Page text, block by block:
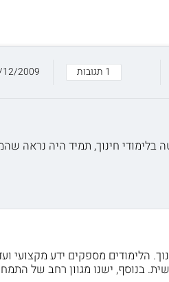
1 תגובות 2009
בלימודי חינוך, תמיד היה נראה
הלימודים מספקים ידע מקצועי
בנוסף, ישנו מגוון רחב של